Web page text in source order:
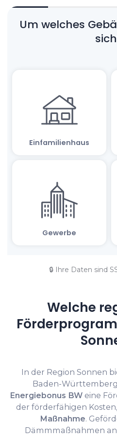
🔒 Ihre Daten sind
Welche
In der Region Sonnen
Baden-
Energiebonus BWeine
der förderfähigen
Maßnahme.
Dämmmaßnahmen an